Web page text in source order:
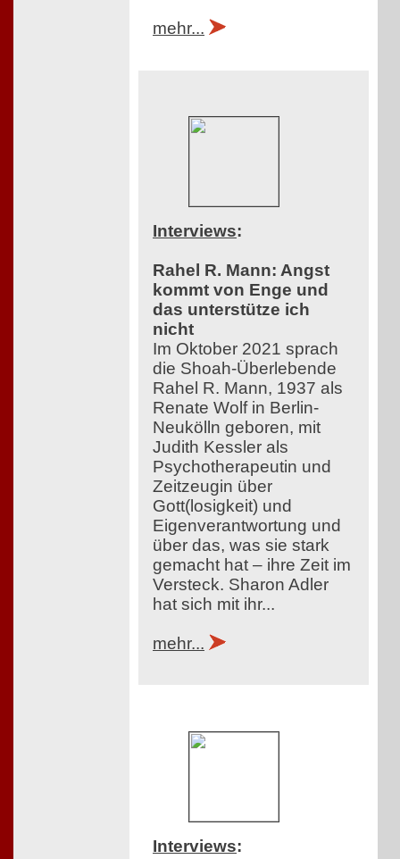
mehr...
Interviews:
Rahel R. Mann: Angst
kommt von Enge und
das unterstütze ich
nicht
Im Oktober 2021 sprach
die Shoah-Überlebende
Rahel R. Mann, 1937 als
Renate Wolf in Berlin-
Neukölln geboren, mit
Judith Kessler als
Psychotherapeutin und
Zeitzeugin über
Gott(losigkeit) und
Eigenverantwortung und
über das, was sie stark
gemacht hat – ihre Zeit im
Versteck. Sharon Adler
hat sich mit ihr...
mehr...
Interviews: